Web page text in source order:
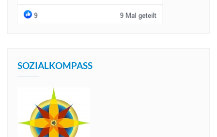
SOZIALKOMPASS